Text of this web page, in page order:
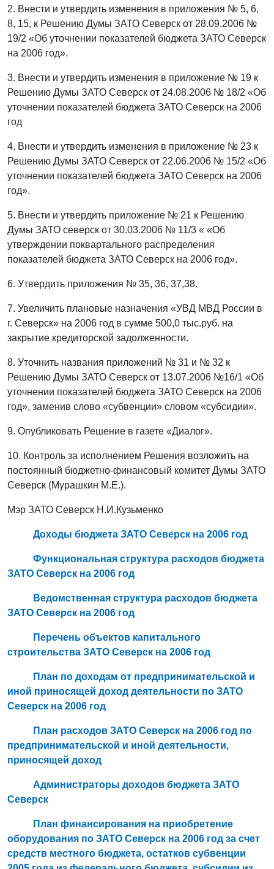
2. Внести и утвердить изменения в приложения № 5, 6,
8, 15, к Решению Думы ЗАТО Северск от 28.09.2006 №
19/2 «Об уточнении показателей бюджета ЗАТО Северск
на 2006 год».
3. Внести и утвердить изменения в приложение № 19 к
Решению Думы ЗАТО Северск от 24.08.2006 № 18/2 «Об
уточнении показателей бюджета ЗАТО Северск на 2006
год
4. Внести и утвердить изменения в приложение № 23 к
Решению Думы ЗАТО Северск от 22.06.2006 № 15/2 «Об
уточнении показателей бюджета ЗАТО Северск на 2006
год».
5. Внести и утвердить приложение № 21 к Решению
Думы ЗАТО северск от 30.03.2006 № 11/3 « «Об
утверждении поквартального распределения
показателей бюджета ЗАТО Северск на 2006 год».
6. Утвердить приложения № 35, 36, 37,38.
7. Увеличить плановые назначения «УВД МВД России в
г. Северск» на 2006 год в сумме 500,0 тыс.руб. на
закрытие кредиторской задолженности.
8. Уточнить названия приложений № 31 и № 32 к
Решению Думы ЗАТО Северск от 13.07.2006 №16/1 «Об
уточнении показателей бюджета ЗАТО Северск на 2006
год», заменив слово «субвенции» словом «субсидии».
9. Опубликовать Решение в газете «Диалог».
10. Контроль за исполнением Решения возложить на
постоянный бюджетно-финансовый комитет Думы ЗАТО
Северск (Мурашкин М.Е.).
Мэр ЗАТО Северск Н.И.Кузьменко
Доходы бюджета ЗАТО Северск на 2006 год
Функциональная структура расходов бюджета
ЗАТО Северск на 2006 год
Ведомственная структура расходов бюджета
ЗАТО Северск на 2006 год
Перечень объектов капитального
строительства ЗАТО Северск на 2006 год
План по доходам от предпринимательской и
иной приносящей доход деятельности по ЗАТО
Северск на 2006 год
План расходов ЗАТО Северск на 2006 год по
предпринимательской и иной деятельности,
приносящей доход
Администраторы доходов бюджета ЗАТО
Северск
План финансирования на приобретение
оборудования по ЗАТО Северск на 2006 год за счет
средств местного бюджета, остатков субвенции